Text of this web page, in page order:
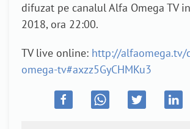
difuzat pe canalul Alfa Omega TV
2018, ora 22:00.
TV live online: http://alfaomega.tv/
omega-tv#axzz5GyCHMKu3